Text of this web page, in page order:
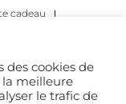
cadeau
Pour les particuliers
des cookies de
la meilleure
le trafic de